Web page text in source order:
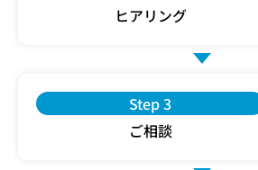
ヒアリング
Step 3
ご相談